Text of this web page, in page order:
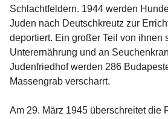
Schlachtfeldern. 1944 werden
Juden nach Deutschkreutz zur
deportiert. Ein großer Teil von ihnen
Unterernährung und an
Judenfriedhof werden 286
Massengrab verscharrt.
Am 29. März 1945 überschreitet die